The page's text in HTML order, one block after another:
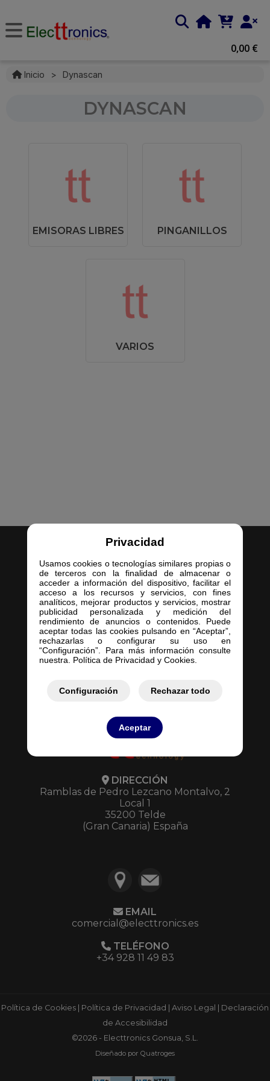
Privacidad
Usamos cookies o tecnologías similares propias o
de terceros con la finalidad de almacenar o
acceder a información del dispositivo, facilitar el
acceso a los recursos y servicios, con fines
analíticos, mejorar productos y servicios, mostrar
publicidad personalizada y medición del
rendimiento de anuncios o contenidos. Puede
aceptar todas las cookies pulsando en “Aceptar”,
rechazarlas o configurar su uso en
“Configuración”. Para más información consulte
nuestra. Política de Privacidad y Cookies.
Configuración Rechazar todo
Aceptar
0,00 €
Inicio > Dynascan
DYNASCAN
EMISORAS LIBRES PINGANILLOS
VARIOS
Inicio
Empresa
Servicios
Contacto
Mis Pedidos
DIRECCIÓN
Ramblas de Pedro Lezcano Montalvo, 2
Local 1
35200 Telde
(Gran Canaria) España
EMAIL
comercial@electtronics.es
TELÉFONO
+34 928 11 49 83
Política de Cookies Política de Privacidad Aviso Legal
Declaración
de Accesibilidad
©2026 - Electtronics Gonsua, S.L.
Diseñado por Quatroges